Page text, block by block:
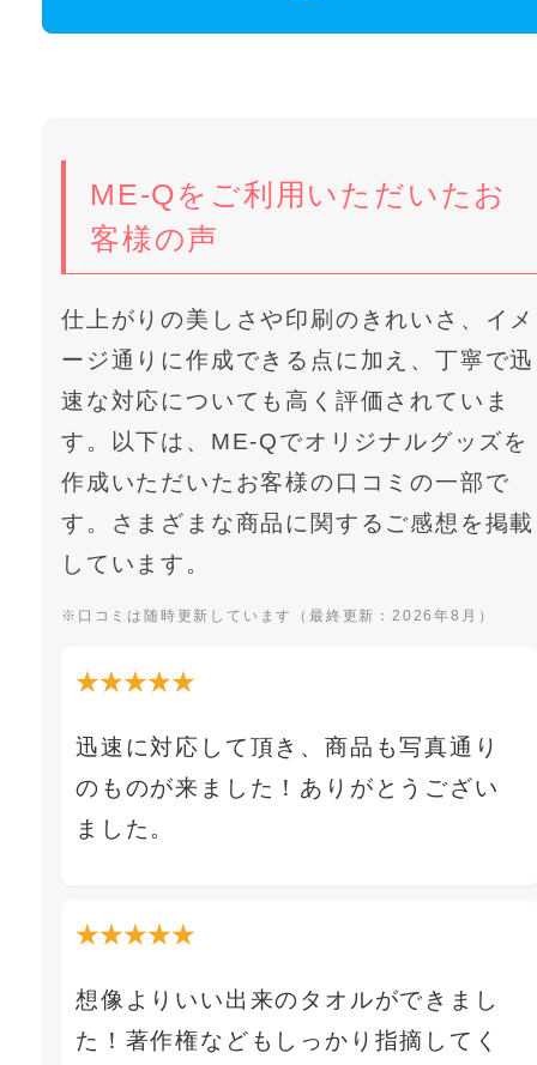
ME-Qをご利用いただいたお
客様の声
仕上がりの美しさや印刷のきれいさ、イメ
ージ通りに作成できる点に加え、丁寧で迅
速な対応についても高く評価されていま
す。以下は、ME-Qでオリジナルグッズを
作成いただいたお客様の口コミの一部で
す。さまざまな商品に関するご感想を掲載
しています。
※口コミは随時更新しています（最終更新：2026年8月）
★★★★★
迅速に対応して頂き、商品も写真通り
のものが来ました！ありがとうござい
ました。
★★★★★
想像よりいい出来のタオルができまし
た！著作権などもしっかり指摘してく